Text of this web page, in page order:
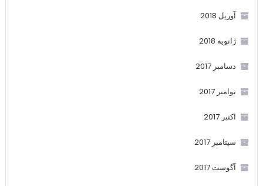
آوریل 2018
ژانویه 2018
دسامبر 2017
نوامبر 2017
اکتبر 2017
سپتامبر 2017
آگوست 2017